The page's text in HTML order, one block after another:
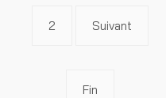
2 Suivant
Fin